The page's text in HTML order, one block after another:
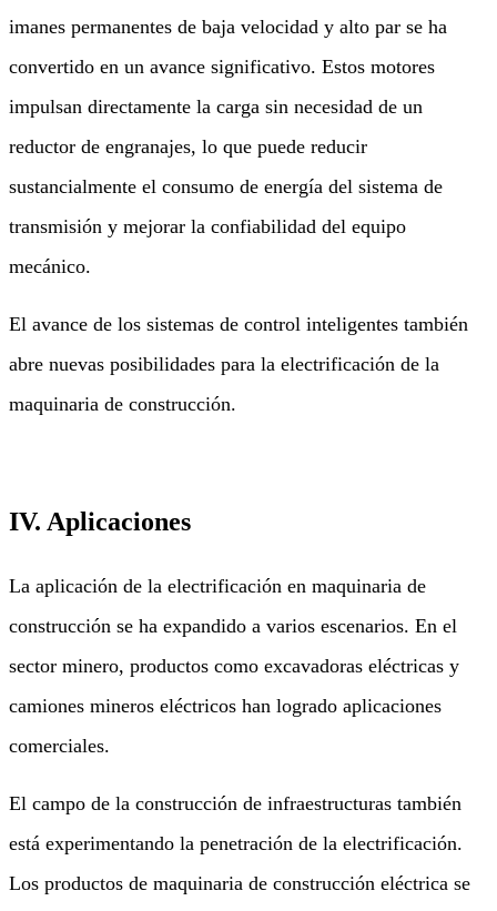
imanes permanentes de baja velocidad y alto par se ha
convertido en un avance significativo. Estos motores
impulsan directamente la carga sin necesidad de un
reductor de engranajes, lo que puede reducir
sustancialmente el consumo de energía del sistema de
transmisión y mejorar la confiabilidad del equipo
mecánico.
El avance de los sistemas de control inteligentes también
abre nuevas posibilidades para la electrificación de la
maquinaria de construcción.
IV. Aplicaciones
La aplicación de la electrificación en maquinaria de
construcción se ha expandido a varios escenarios. En el
sector minero, productos como excavadoras eléctricas y
camiones mineros eléctricos han logrado aplicaciones
comerciales.
El campo de la construcción de infraestructuras también
está experimentando la penetración de la electrificación.
Los productos de maquinaria de construcción eléctrica se